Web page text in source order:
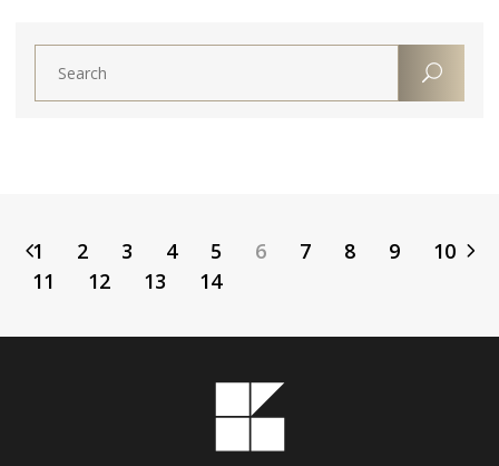
1 2 3 4 5 6 7 8 9
10
11
12 13 14